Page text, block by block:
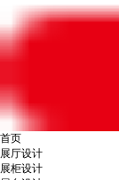
首页
展厅设计
展柜设计